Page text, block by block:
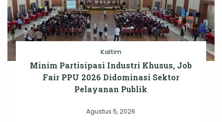
Kaltim
Minim Partisipasi Industri Khusus, Job
Fair PPU 2026 Didominasi Sektor
Pelayanan Publik
Agustus 5, 2026